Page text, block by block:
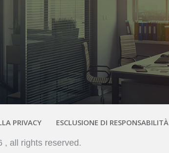
PRIVACY ESCLUSIONE DI RESPONSABILITÀ
, all rights reserved.